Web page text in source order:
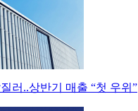
러..상반기 매출 “첫 우위”